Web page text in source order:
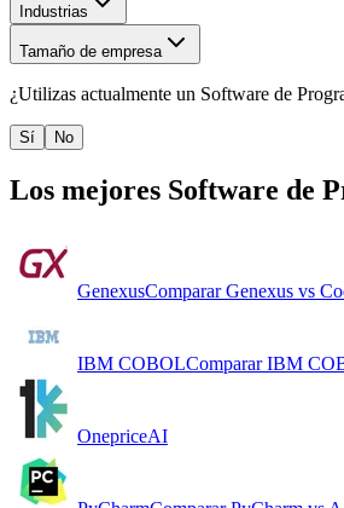
Industrias
Tamaño de empresa
¿Utilizas actualmente un Software de
Sí No
Los mejores Software de
GenexusComparar Genexus vs
IBM COBOLComparar IBM
OnepriceAI